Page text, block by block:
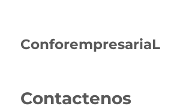
ConforempresariaL
Contactenos